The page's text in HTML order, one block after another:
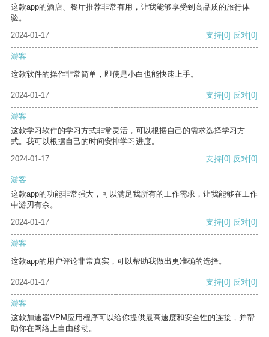
这款app的酒店、餐厅推荐非常有用，让我能够享受到高品质的旅行体
验。
2024-01-17
支持[0] 反对[0]
游客
这款软件的操作非常简单，即使是小白也能快速上手。
2024-01-17 支持[0] 反对[0]
游客
这款学习软件的学习方式非常灵活，可以根据自己的需求选择学习方
式。我可以根据自己的时间安排学习进度。
2024-01-17
支持[0] 反对[0]
游客
这款app的功能非常强大，可以满足我所有的工作需求，让我能够在工作
中游刃有余。
2024-01-17
支持[0] 反对[0]
游客
这款app的用户评论非常真实，可以帮助我做出更准确的选择。
2024-01-17 支持[0] 反对[0]
游客
这款加速器VPM应用程序可以给你提供最高速度和安全性的连接，并帮
助你在网络上自由移动。